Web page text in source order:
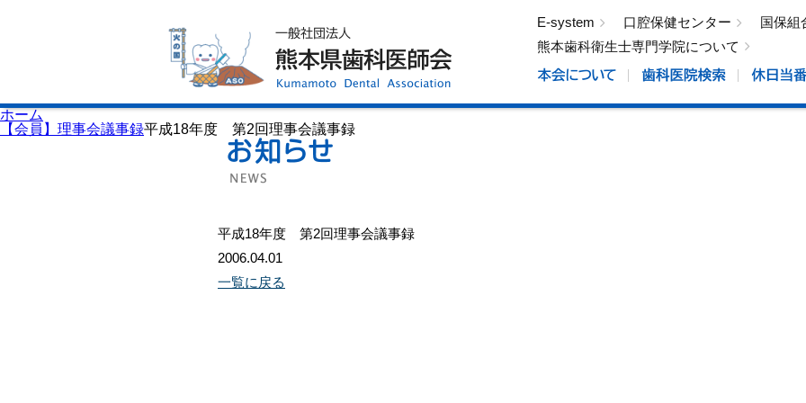
E-system 口腔保健センター
国保組
熊本歯科衛生士専門学院について
ホーム
【会員】理事会議事録平成18年度 第2回理事会議事録
平成18年度 第2回理事会議事録
2006.04.01
一覧に戻る
歯科医院検索
休日当番医
イベント案内
歯の豆知識
口腔保健センター
国保組合からのお知らせ
熊本歯科衛生士専門学院
会員専用ページ
プライバシーポリシー
サイトマップ